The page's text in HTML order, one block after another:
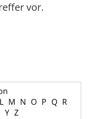
vor.
L M N O P Q R
Y Z